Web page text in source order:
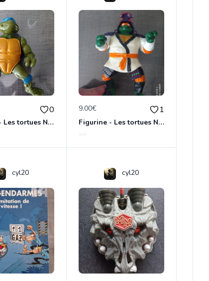
0
Figurine - Les tortues Ninja - Leonardo
9.00€ 1
Figurine - Les tortues Ninja - Michelangelo
cyl20 cyl20